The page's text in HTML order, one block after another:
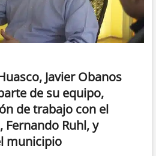
Javier Obanos
de su equipo,
de trabajo con el
Fernando Ruhl, y
municipio